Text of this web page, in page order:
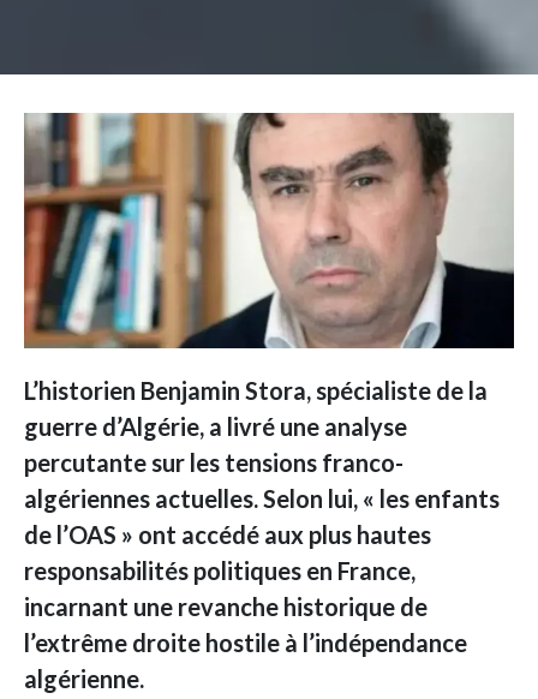
L’historien Benjamin Stora, spécialiste de la
guerre d’Algérie, a livré une analyse
percutante sur les tensions franco-
algériennes actuelles. Selon lui, « les enfants
de l’OAS » ont accédé aux plus hautes
responsabilités politiques en France,
incarnant une revanche historique de
l’extrême droite hostile à l’indépendance
algérienne.